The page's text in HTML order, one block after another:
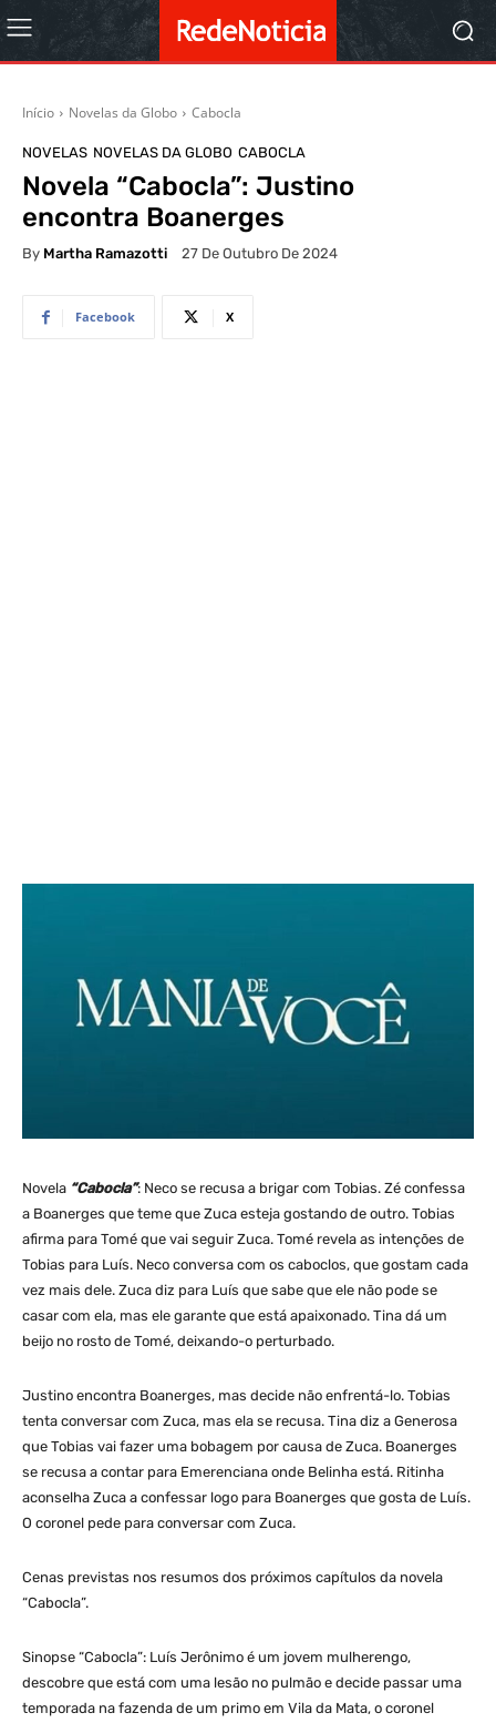
Início Novelas da Globo Cabocla
NOVELAS NOVELAS DA GLOBO CABOCLA
Novela “Cabocla”: Justino
encontra Boanerges
By Martha Ramazotti 27 De Outubro De 2024
Facebook X
Novela “Cabocla”: Neco se recusa a brigar com Tobias. Zé confessa
a Boanerges que teme que Zuca esteja gostando de outro. Tobias
afirma para Tomé que vai seguir Zuca. Tomé revela as intenções de
Tobias para Luís. Neco conversa com os caboclos, que gostam cada
vez mais dele. Zuca diz para Luís que sabe que ele não pode se
casar com ela, mas ele garante que está apaixonado. Tina dá um
beijo no rosto de Tomé, deixando-o perturbado.
Justino encontra Boanerges, mas decide não enfrentá-lo. Tobias
tenta conversar com Zuca, mas ela se recusa. Tina diz a Generosa
que Tobias vai fazer uma bobagem por causa de Zuca. Boanerges
se recusa a contar para Emerenciana onde Belinha está. Ritinha
aconselha Zuca a confessar logo para Boanerges que gosta de Luís.
O coronel pede para conversar com Zuca.
Cenas previstas nos resumos dos próximos capítulos da novela
“Cabocla”.
Sinopse “Cabocla”: Luís Jerônimo é um jovem mulherengo,
descobre que está com uma lesão no pulmão e decide passar uma
temporada na fazenda de um primo em Vila da Mata, o coronel